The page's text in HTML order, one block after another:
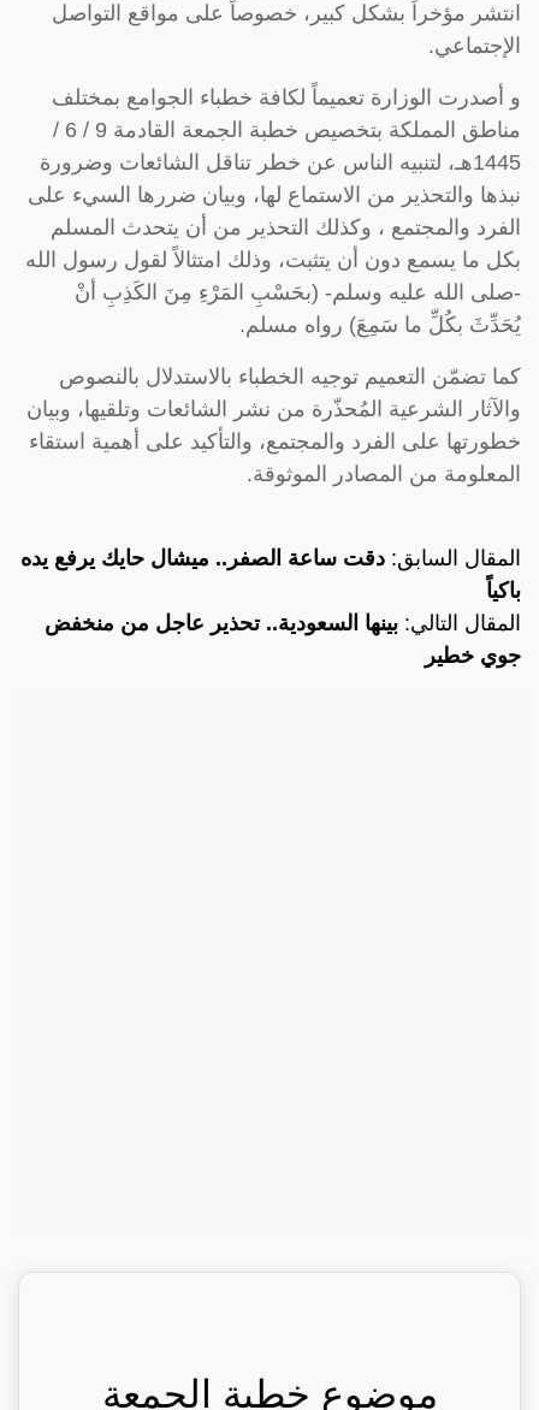
انتشر مؤخراً بشكل كبير، خصوصاً على مواقع التواصل
الإجتماعي.
و أصدرت الوزارة تعميماً لكافة خطباء الجوامع بمختلف
مناطق المملكة بتخصيص خطبة الجمعة القادمة 9 / 6 /
1445هـ، لتنبيه الناس عن خطر تناقل الشائعات وضرورة
نبذها والتحذير من الاستماع لها، وبيان ضررها السيء على
الفرد والمجتمع ، وكذلك التحذير من أن يتحدث المسلم
بكل ما يسمع دون أن يتثبت، وذلك امتثالاً لقول رسول الله
-صلى الله عليه وسلم- (بحَسْبِ المَرْءِ مِنَ الكَذِبِ أنْ
يُحَدِّثَ بكُلِّ ما سَمِعَ) رواه مسلم.
كما تضمّن التعميم توجيه الخطباء بالاستدلال بالنصوص
والآثار الشرعية المُحذّرة من نشر الشائعات وتلقيها، وبيان
خطورتها على الفرد والمجتمع، والتأكيد على أهمية استقاء
المعلومة من المصادر الموثوقة.
المقال السابق: دقت ساعة الصفر.. ميشال حايك يرفع يده
باكياً
المقال التالي: بينها السعودية.. تحذير عاجل من منخفض
جوي خطير
موضوع خطبة الجمعة